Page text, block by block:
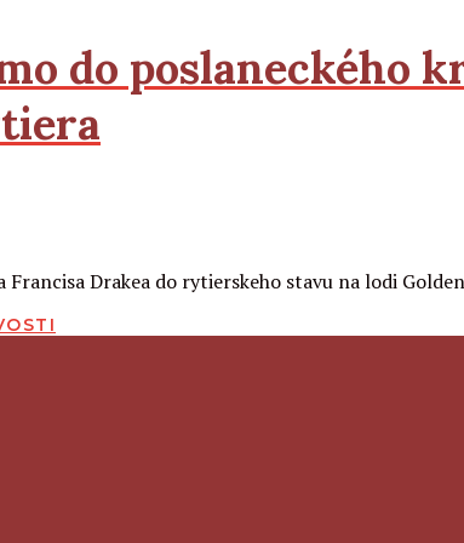
do poslaneckého
Drakea do rytierskeho stavu na lodi